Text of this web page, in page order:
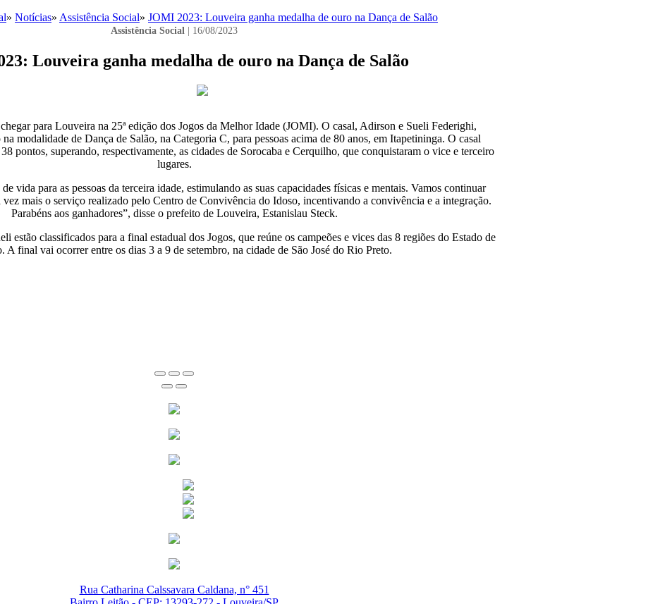
» Notícias» Assistência Social» JOMI 2023: Louveira ganha medalha de ouro na Dança de Salão
Assistência Social | 16/08/2023
Louveira ganha medalha de ouro na Dança de Salão
para Louveira na 25ª edição dos Jogos da Melhor Idade (JOMI). O casal, Adirson e Sueli Federighi,
modalidade de Dança de Salão, na Categoria C, para pessoas acima de 80 anos, em Itapetininga. O casal
pontos, superando, respectivamente, as cidades de Sorocaba e Cerquilho, que conquistaram o vice e terceiro
lugares.
vida para as pessoas da terceira idade, estimulando as suas capacidades físicas e mentais. Vamos continuar
vez mais o serviço realizado pelo Centro de Convivência do Idoso, incentivando a convivência e a integração.
Parabéns aos ganhadores”, disse o prefeito de Louveira, Estanislau Steck.
estão classificados para a final estadual dos Jogos, que reúne os campeões e vices das 8 regiões do Estado de
A final vai ocorrer entre os dias 3 a 9 de setembro, na cidade de São José do Rio Preto.
Rua Catharina Calssavara Caldana, n° 451